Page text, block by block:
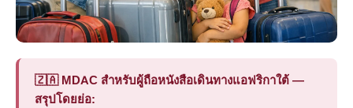
🇿🇦 MDAC สำหรับผู้ถือหนังสือเดินทางแอฟริกาใต้ —
สรุปโดยย่อ: